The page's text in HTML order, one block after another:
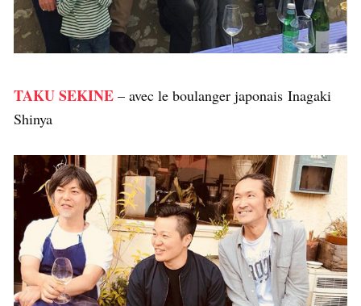
TAKU SEKINE – avec le boulanger japonais Inagaki
Shinya